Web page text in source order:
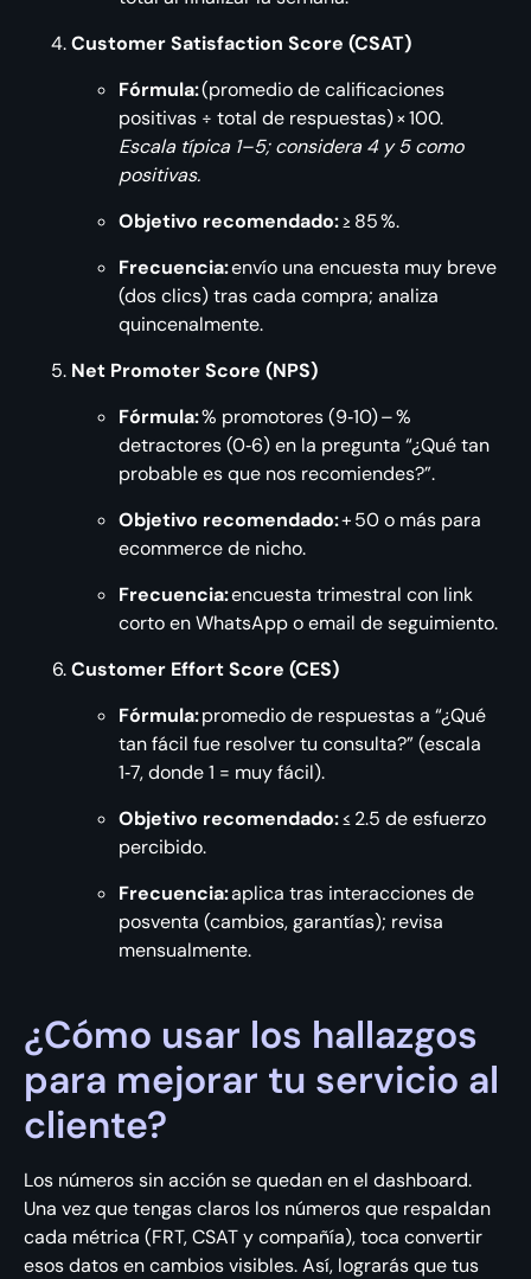
Customer Satisfaction Score (CSAT)
Fórmula:(promedio de calificaciones
positivas ÷ total de respuestas) × 100.
Escala típica 1–5; considera 4 y 5 como
positivas.
Objetivo recomendado:≥ 85 %.
Frecuencia:envío una encuesta muy breve
(dos clics) tras cada compra; analiza
quincenalmente.
Net Promoter Score (NPS)
Fórmula:% promotores (9‑10) – %
detractores (0‑6) en la pregunta “¿Qué tan
probable es que nos recomiendes?”.
Objetivo recomendado:+ 50 o más para
ecommerce de nicho.
Frecuencia:encuesta trimestral con link
corto en WhatsApp o email de seguimiento.
Customer Effort Score (CES)
Fórmula:promedio de respuestas a “¿Qué
tan fácil fue resolver tu consulta?” (escala
1‑7, donde 1 = muy fácil).
Objetivo recomendado:≤ 2.5 de esfuerzo
percibido.
Frecuencia:aplica tras interacciones de
posventa (cambios, garantías); revisa
mensualmente.
¿Cómo usar los hallazgos
para mejorar tu servicio al
cliente?
Los números sin acción se quedan en el dashboard.
Una vez que tengas claros los números que respaldan
cada métrica (FRT, CSAT y compañía), toca convertir
esos datos en cambios visibles. Así, lograrás que tus